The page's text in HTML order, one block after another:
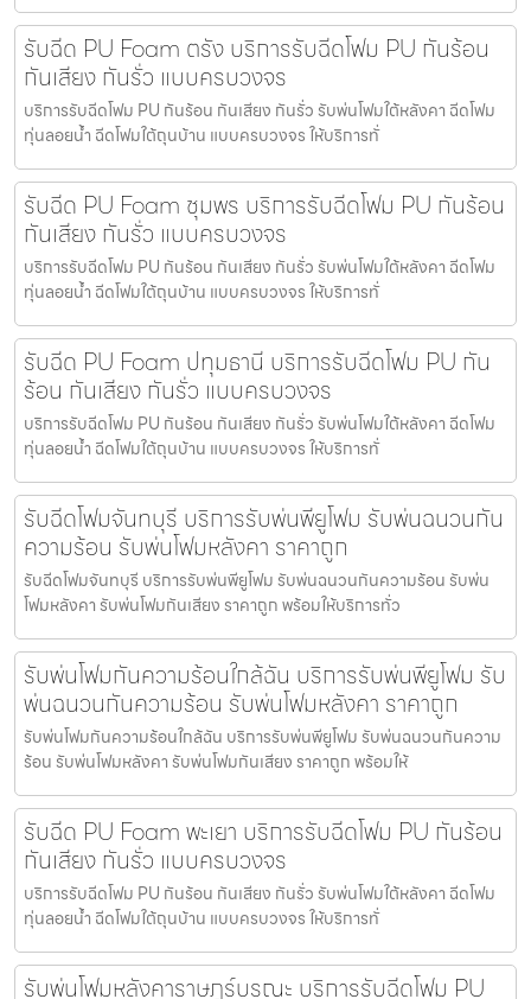
รับฉีด PU Foam ตรัง บริการรับฉีดโฟม PU กันร้อน
กันเสียง กันรั่ว แบบครบวงจร
บริการรับฉีดโฟม PU กันร้อน กันเสียง กันรั่ว รับพ่นโฟมใต้หลังคา ฉีดโฟม
ทุ่นลอยน้ำ ฉีดโฟมใต้ถุนบ้าน แบบครบวงจร ให้บริการทั่
รับฉีด PU Foam ชุมพร บริการรับฉีดโฟม PU กันร้อน
กันเสียง กันรั่ว แบบครบวงจร
บริการรับฉีดโฟม PU กันร้อน กันเสียง กันรั่ว รับพ่นโฟมใต้หลังคา ฉีดโฟม
ทุ่นลอยน้ำ ฉีดโฟมใต้ถุนบ้าน แบบครบวงจร ให้บริการทั่
รับฉีด PU Foam ปทุมธานี บริการรับฉีดโฟม PU กัน
ร้อน กันเสียง กันรั่ว แบบครบวงจร
บริการรับฉีดโฟม PU กันร้อน กันเสียง กันรั่ว รับพ่นโฟมใต้หลังคา ฉีดโฟม
ทุ่นลอยน้ำ ฉีดโฟมใต้ถุนบ้าน แบบครบวงจร ให้บริการทั่
รับฉีดโฟมจันทบุรี บริการรับพ่นพียูโฟม รับพ่นฉนวนกัน
ความร้อน รับพ่นโฟมหลังคา ราคาถูก
รับฉีดโฟมจันทบุรี บริการรับพ่นพียูโฟม รับพ่นฉนวนกันความร้อน รับพ่น
โฟมหลังคา รับพ่นโฟมกันเสียง ราคาถูก พร้อมให้บริการทั่ว
รับพ่นโฟมกันความร้อนใกล้ฉัน บริการรับพ่นพียูโฟม รับ
พ่นฉนวนกันความร้อน รับพ่นโฟมหลังคา ราคาถูก
รับพ่นโฟมกันความร้อนใกล้ฉัน บริการรับพ่นพียูโฟม รับพ่นฉนวนกันความ
ร้อน รับพ่นโฟมหลังคา รับพ่นโฟมกันเสียง ราคาถูก พร้อมให้
รับฉีด PU Foam พะเยา บริการรับฉีดโฟม PU กันร้อน
กันเสียง กันรั่ว แบบครบวงจร
บริการรับฉีดโฟม PU กันร้อน กันเสียง กันรั่ว รับพ่นโฟมใต้หลังคา ฉีดโฟม
ทุ่นลอยน้ำ ฉีดโฟมใต้ถุนบ้าน แบบครบวงจร ให้บริการทั่
รับพ่นโฟมหลังคาราษฎร์บูรณะ บริการรับฉีดโฟม PU